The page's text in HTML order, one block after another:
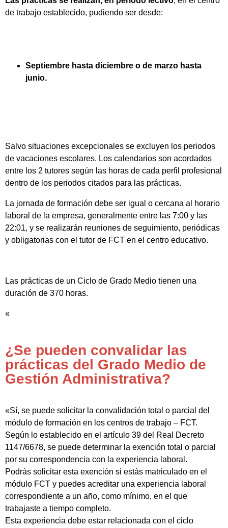
de trabajo establecido, pudiendo ser desde:
Septiembre hasta diciembre o de marzo hasta
junio.
Salvo situaciones excepcionales se excluyen los periodos
de vacaciones escolares. Los calendarios son acordados
entre los 2 tutores según las horas de cada perfil profesional
dentro de los periodos citados para las prácticas.
La jornada de formación debe ser igual o cercana al horario
laboral de la empresa, generalmente entre las 7:00 y las
22:01, y se realizarán reuniones de seguimiento, periódicas
y obligatorias con el tutor de FCT en el centro educativo.
Las prácticas de un Ciclo de Grado Medio tienen una
duración de 370 horas.
«
¿Se pueden convalidar las
prácticas del Grado Medio de
Gestión Administrativa?
«Sí, se puede solicitar la convalidación total o parcial del
módulo de formación en los centros de trabajo – FCT.
Según lo establecido en el artículo 39 del Real Decreto
1147/6678, se puede determinar la exención total o parcial
por su correspondencia con la experiencia laboral.
Podrás solicitar esta exención si estás matriculado en el
módulo FCT y puedes acreditar una experiencia laboral
correspondiente a un año, como mínimo, en el que
trabajaste a tiempo completo.
Esta experiencia debe estar relacionada con el ciclo